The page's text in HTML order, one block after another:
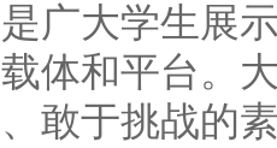
广大学生展
体和平台。
敢于挑战的